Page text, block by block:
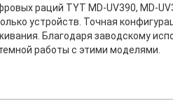
раций TYT MD-UV390, MD-
устройств. Точная
Благодаря заводскому
работы с этими моделями.